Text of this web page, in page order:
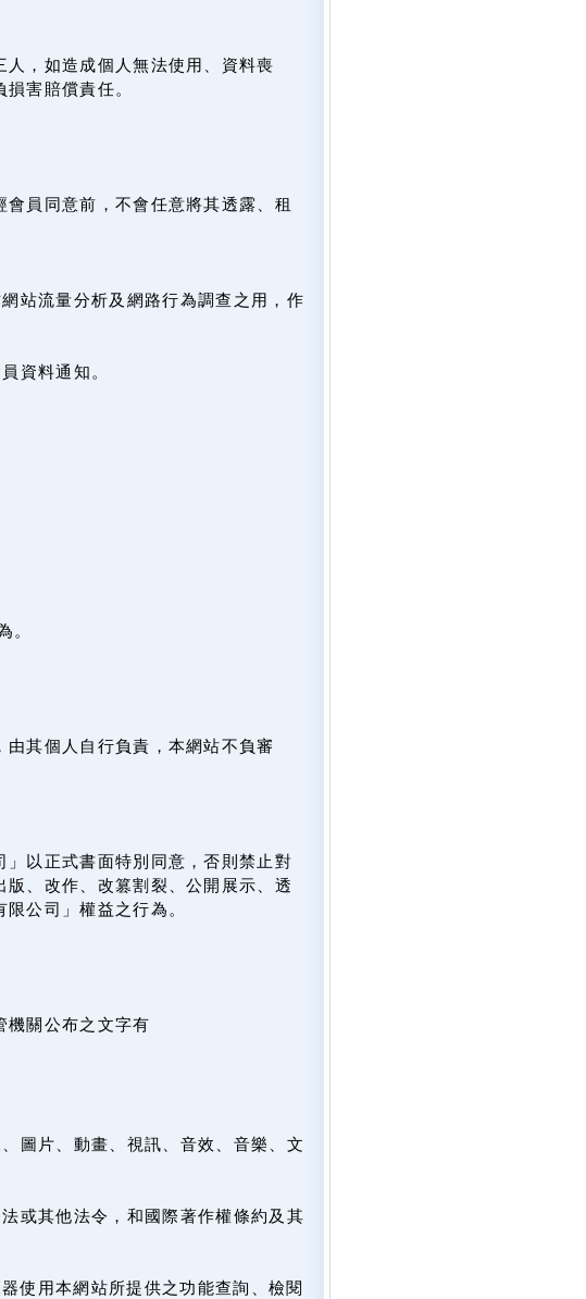
，如造成個人無法使用、資料喪
害賠償責任。
員同意前，不會任意將其透露、租
站流量分析及網路行為調查之用，作
資料通知。
。
其個人自行負責，本網站不負審
以正式書面特別同意，否則禁止對
、改作、改篡割裂、公開展示、透
公司」權益之行為。
機關公布之文字有
圖片、動畫、視訊、音效、音樂、文
或其他法令，和國際著作權條約及其
使用本網站所提供之功能查詢、檢閱